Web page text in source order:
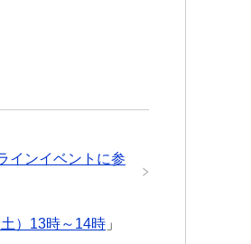
インイベントに参
）13時～14時 」